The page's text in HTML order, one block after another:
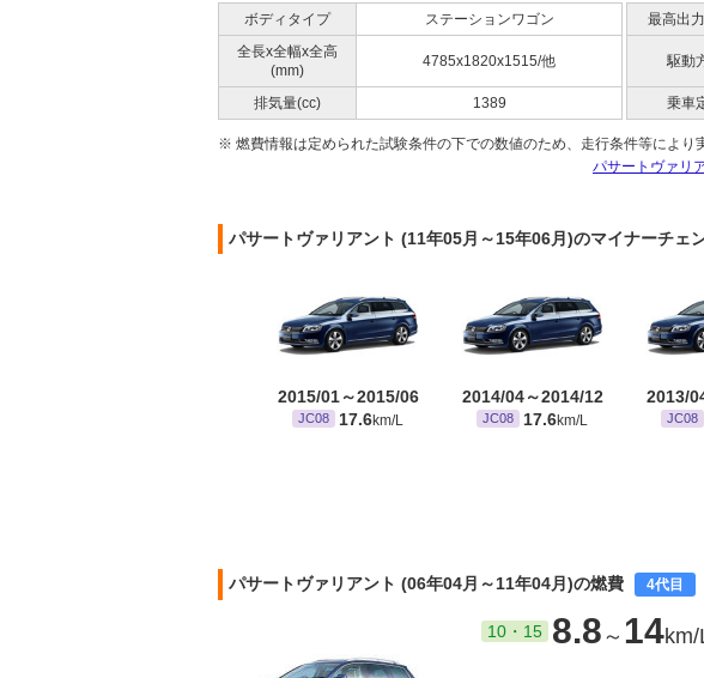
ボディタイプ ステーションワゴン 最高出
全長x全幅x全高
(mm)
4785x1820x1515/他 駆動
排気量(cc) 1389 乗車
※ 燃費情報は定められた試験条件の下での数値のため、走行条件等により
パサートヴァリ
パサートヴァリアント (11年05月～15年06月)のマイナーチェ
2015/01～2015/06
JC08 17.6km/L
2014/04～2014/12
JC08 17.6km/L
2013/
JC08
パサートヴァリアント (06年04月～11年04月)の燃費 4代目
10・15 8.8 ～ 14km/